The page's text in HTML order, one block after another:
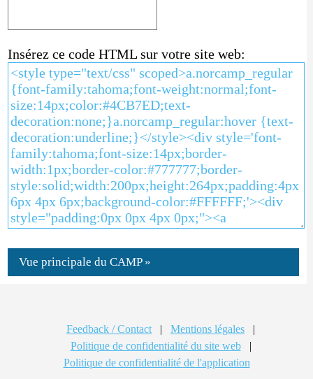
Insérez ce code HTML sur votre site web:
Vue principale du CAMP »
Feedback / Contact | Mentions légales
|
Politique de confidentialité du site web
|
Politique de confidentialité de l'application